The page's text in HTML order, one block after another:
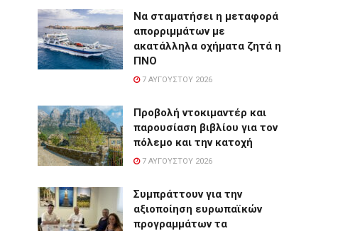
Να σταματήσει η μεταφορά
απορριμμάτων με
ακατάλληλα οχήματα ζητά η
ΠΝΟ
7 ΑΥΓΟΎΣΤΟΥ 2026
Προβολή ντοκιμαντέρ και
παρουσίαση βιβλίου για τον
πόλεμο και την κατοχή
7 ΑΥΓΟΎΣΤΟΥ 2026
Συμπράττουν για την
αξιοποίηση ευρωπαϊκών
προγραμμάτων τα